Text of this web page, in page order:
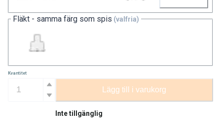
Fläkt - samma färg som spis (valfria)
Kvantitet
Lägg till i varukorg
Inte tillgänglig